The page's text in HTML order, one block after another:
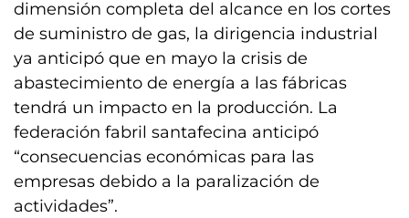
dimensión completa del alcance en los cortes
de suministro de gas, la dirigencia industrial
ya anticipó que en mayo la crisis de
abastecimiento de energía a las fábricas
tendrá un impacto en la producción. La
federación fabril santafecina anticipó
“consecuencias económicas para las
empresas debido a la paralización de
actividades”.